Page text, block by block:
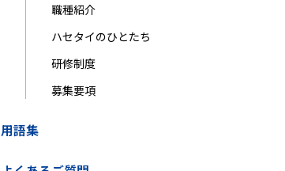
職種紹介
ハセタイのひとたち
研修制度
募集要項
用語集